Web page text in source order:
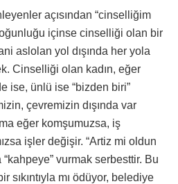
açısından “cinselliğim
içinse cinselliği olan bir
aslolan yol dışında her yola
Cinselliği olan kadın, eğer
ise, ünlü ise “bizden biri”
çevremizin dışında var
eğer komşumuzsa, iş
işler değişir. “Artiz mi oldun
“kahpeye” vurmak serbesttir. Bu
sıkıntıyla mı ödüyor, belediye